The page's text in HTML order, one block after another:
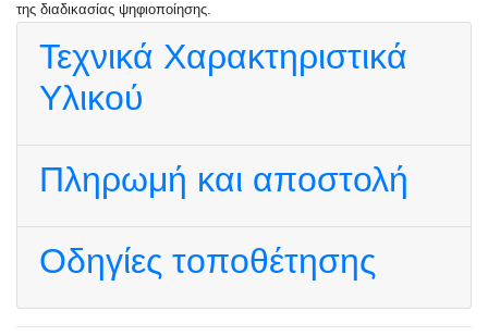
της διαδικασίας ψηφιοποίησης.
Τεχνικά Χαρακτηριστικά
Υλικού
Πληρωμή και αποστολή
Οδηγίες τοποθέτησης